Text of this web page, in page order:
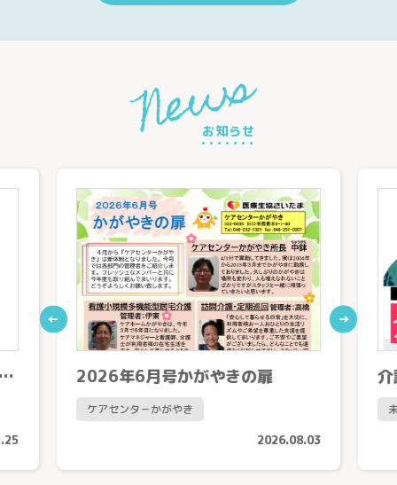
News
お知らせ
リニューアルしました 2026年6月号かがやきの扉
ケアセンタ－かがやき
2026.08.03
← →